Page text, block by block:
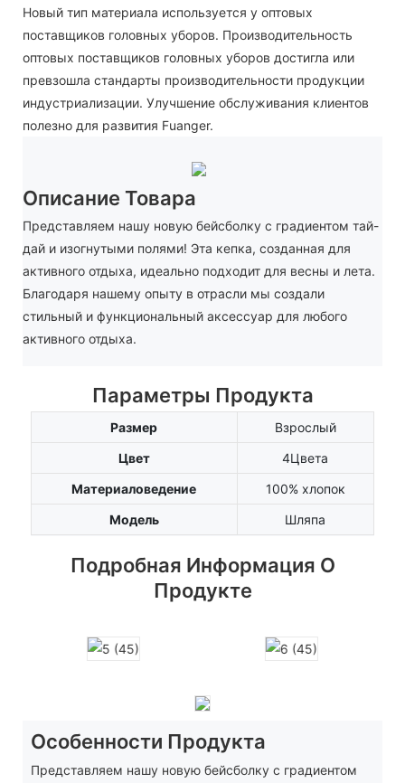
Новый тип материала используется у оптовых
поставщиков головных уборов. Производительность
оптовых поставщиков головных уборов достигла или
превзошла стандарты производительности продукции
индустриализации. Улучшение обслуживания клиентов
полезно для развития Fuanger.
Описание Товара
Представляем нашу новую бейсболку с градиентом тай-
дай и изогнутыми полями! Эта кепка, созданная для
активного отдыха, идеально подходит для весны и лета.
Благодаря нашему опыту в отрасли мы создали
стильный и функциональный аксессуар для любого
активного отдыха.
Параметры Продукта
Размер
Взрослый
Цвет
4Цвета
Материаловедение
100% хлопок
Модель
Шляпа
Подробная Информация О
Продукте
Особенности Продукта
Представляем нашу новую бейсболку с градиентом